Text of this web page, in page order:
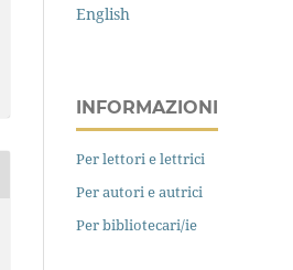
English
INFORMAZIONI
Per lettori e lettrici
Per autori e autrici
Per bibliotecari/ie